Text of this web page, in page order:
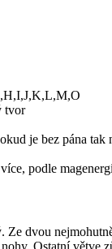
tvor
je bez pána tak
podle
Ze dvou
Ostatní větve